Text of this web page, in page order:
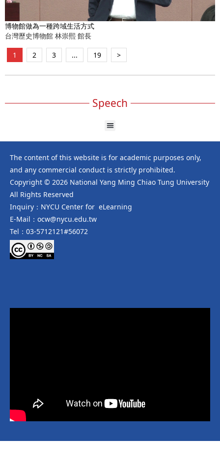
博物館做為一種跨域生活方式
台灣歷史博物館 林崇熙 館長
1 2 3 ... 19 >
Speech
The content of this website is for academic purposes only,
and any commercial conduct is strictly prohibited.
Copyright © 2026 National Yang Ming Chiao Tung University
All Rights Reserved
Inquiry：NYCU Center for eLearning
E-Mail：ocw@nycu.edu.tw
Tel：03-5712121#56072